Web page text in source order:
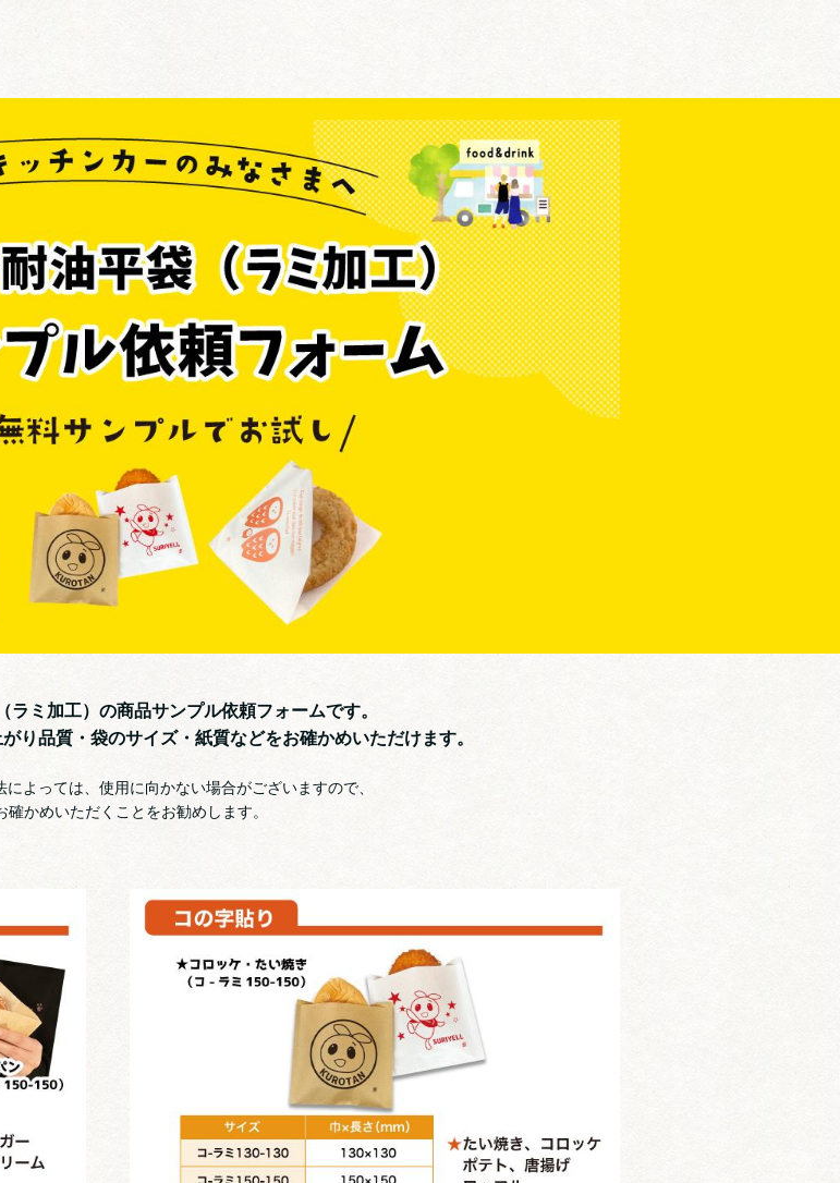
ラミ加工）の商品サンプル依頼フォームです。
り品質・袋のサイズ・紙質などをお確かめいただけます。
よっては、使用に向かない場合がございますので、
確かめいただくことをお勧めします。